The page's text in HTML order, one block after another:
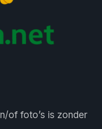
of foto’s is zonder